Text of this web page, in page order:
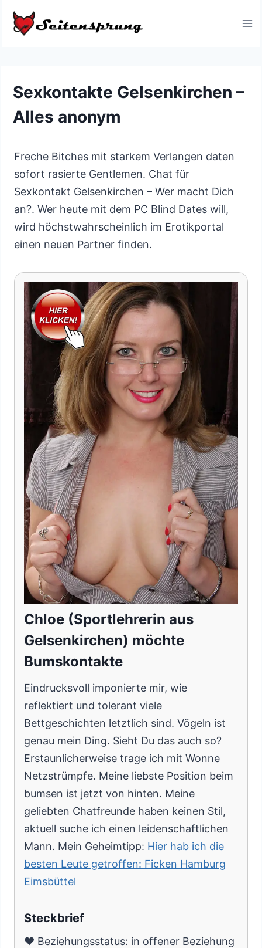
Inhalt
Sexkontakte Gelsenkirchen –
Alles anonym
Freche Bitches mit starkem Verlangen daten
sofort rasierte Gentlemen. Chat für
Sexkontakt Gelsenkirchen – Wer macht Dich
an?. Wer heute mit dem PC Blind Dates will,
wird höchstwahrscheinlich im Erotikportal
einen neuen Partner finden.
Chloe (Sportlehrerin aus
Gelsenkirchen) möchte
Bumskontakte
Eindrucksvoll imponierte mir, wie
reflektiert und tolerant viele
Bettgeschichten letztlich sind. Vögeln ist
genau mein Ding. Sieht Du das auch so?
Erstaunlicherweise trage ich mit Wonne
Netzstrümpfe. Meine liebste Position beim
bumsen ist jetzt von hinten. Meine
geliebten Chatfreunde haben keinen Stil,
aktuell suche ich einen leidenschaftlichen
Mann. Mein Geheimtipp: Hier hab ich die
besten Leute getroffen: Ficken Hamburg
Eimsbüttel
Steckbrief
❤️ Beziehungsstatus: in offener Beziehung